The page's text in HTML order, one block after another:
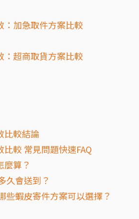
：加急取件方案比較
：超商取貨方案比較
比較結論
較 常見問題快速FAQ
麼算？
久會送到？
些蝦皮寄件方案可以選擇？